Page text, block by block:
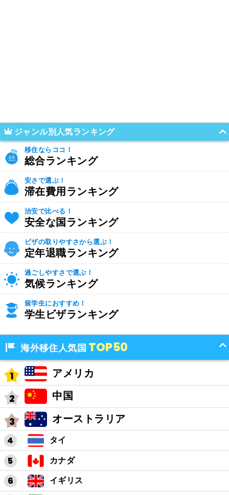
ジャンル別人気ランキング
移住ならココ！
総合ランキング
安さで選ぶ！
滞在費用ランキング
治安で比べる！
安全な国ランキング
ビザの取りやすさから選ぶ！
定年退職ランキング
過ごしやすさで選ぶ！
気候ランキング
留学生におすすめ！
学生ビザランキング
海外移住人気国 TOP50
アメリカ
中国
オーストラリア
タイ
カナダ
イギリス